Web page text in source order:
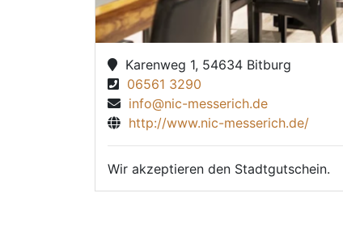
Karenweg 1, 54634 Bitburg
06561 3290
info@nic-messerich.de
http://www.nic-messerich.de/
Wir akzeptieren den Stadtgutschein.